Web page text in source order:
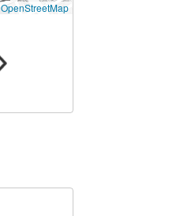
OpenStreetMap